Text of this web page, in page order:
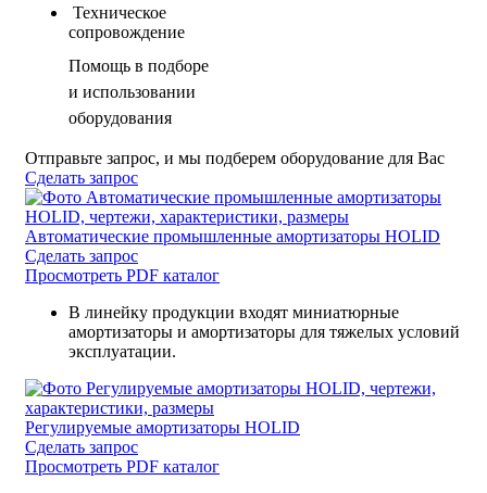
Техническое
сопровождение
Помощь в подборе
и использовании
оборудования
Отправьте запрос, и мы подберем оборудование для Вас
Сделать запрос
Автоматические промышленные амортизаторы HOLID
Сделать запрос
Просмотреть PDF каталог
В линейку продукции входят миниатюрные
амортизаторы и амортизаторы для тяжелых условий
эксплуатации.
Регулируемые амортизаторы HOLID
Сделать запрос
Просмотреть PDF каталог